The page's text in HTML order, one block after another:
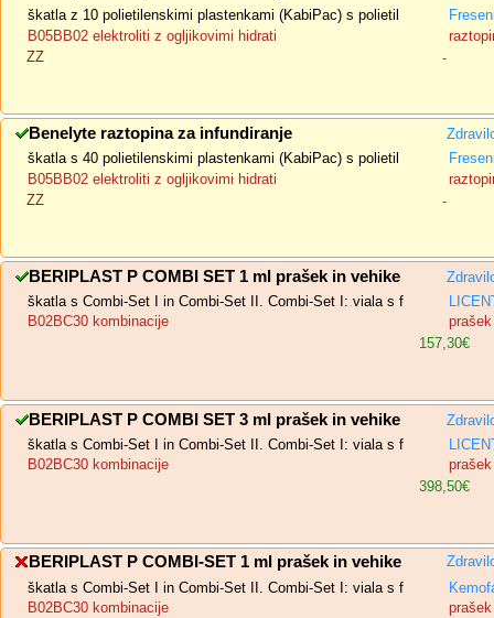
škatla z 10 polietilenskimi plastenkami (KabiPac) s polietil
B05BB02 elektroliti z ogljikovimi hidrati
ZZ
-
Benelyte raztopina za infundiranje
škatla s 40 polietilenskimi plastenkami (KabiPac) s polietil
B05BB02 elektroliti z ogljikovimi hidrati
ZZ
-
BERIPLAST P COMBI SET 1 ml prašek in vehike
škatla s Combi-Set I in Combi-Set II. Combi-Set I: viala s f
B02BC30 kombinacije
157,30€
BERIPLAST P COMBI SET 3 ml prašek in vehike
škatla s Combi-Set I in Combi-Set II. Combi-Set I: viala s f
B02BC30 kombinacije
398,50€
BERIPLAST P COMBI-SET 1 ml prašek in vehike
škatla s Combi-Set I in Combi-Set II. Combi-Set I: viala s f
B02BC30 kombinacije